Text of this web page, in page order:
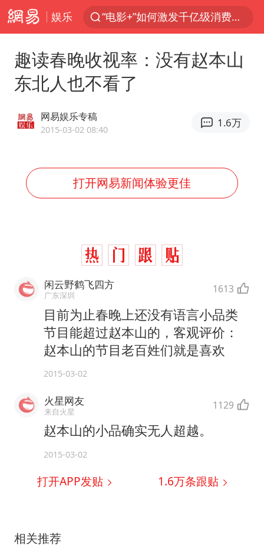
娱乐
“电影+”如何激发千亿级消费新活力？
“秋天的第一杯奶茶”6岁了
四川宜宾市高县4.9级地震致1人死亡
出口禁令驱动有色板块大涨
38岁演员求职万岁山NPC成功
东航：国内客票提前14天免费退改
胡彦斌韩磊 谁帮谁
胡彦斌获《歌手2026》歌王
趣读春晚收视率：没有赵本山
东北人也不看了
网易娱乐专稿
2015-03-02 08:40
1.6万
打开网易新闻体验更佳
闲云野鹤飞四方
广东深圳 1613
目前为止春晚上还没有语言小品类
节目能超过赵本山的，客观评价：
赵本山的节目老百姓们就是喜欢
2015-03-02
火星网友
来自火星 1129
赵本山的小品确实无人超越。
2015-03-02
打开APP发贴 1.6万条跟贴
相关推荐